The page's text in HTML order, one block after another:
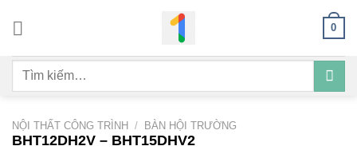
dung
0
Tìm
NỘI THẤT CÔNG TRÌNH / BÀN HỘI TRƯỜNG
BHT12DH2V – BHT15DHV2